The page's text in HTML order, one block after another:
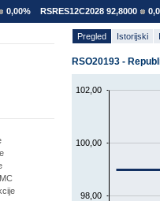
RSRES12C2028 92,8000 0,00%
Pregled Istorijski
RSO20193 -
98,00
100,00
102,00